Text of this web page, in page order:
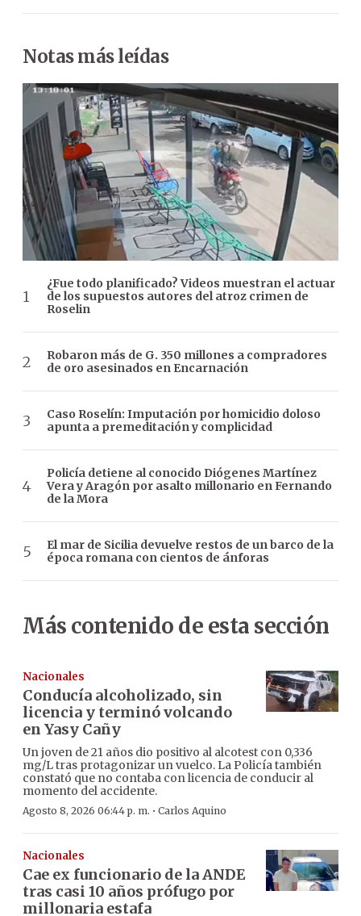
Notas más leídas
¿Fue todo planificado? Videos muestran el actuar
de los supuestos autores del atroz crimen de
Roselin
Robaron más de G. 350 millones a compradores
de oro asesinados en Encarnación
Caso Roselín: Imputación por homicidio doloso
apunta a premeditación y complicidad
Policía detiene al conocido Diógenes Martínez
Vera y Aragón por asalto millonario en Fernando
de la Mora
El mar de Sicilia devuelve restos de un barco de la
época romana con cientos de ánforas
Más contenido de esta sección
Nacionales
Conducía alcoholizado, sin
licencia y terminó volcando
en Yasy Cañy
Un joven de 21 años dio positivo al alcotest con 0,336
mg/L tras protagonizar un vuelco. La Policía también
constató que no contaba con licencia de conducir al
momento del accidente.
Agosto 8, 2026 06:44 p. m. · Carlos Aquino
Nacionales
Cae ex funcionario de la ANDE
tras casi 10 años prófugo por
millonaria estafa